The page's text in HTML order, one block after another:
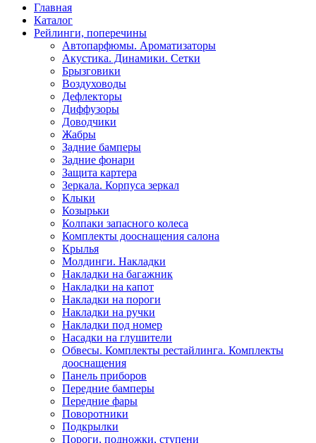
Главная
Каталог
Рейлинги, поперечины
Автопарфюмы. Ароматизаторы
Акустика. Динамики. Сетки
Брызговики
Воздуховоды
Дефлекторы
Диффузоры
Доводчики
Жабры
Задние бамперы
Задние фонари
Защита картера
Зеркала. Корпуса зеркал
Клыки
Козырьки
Колпаки запасного колеса
Комплекты дооснащения салона
Крылья
Молдинги. Накладки
Накладки на багажник
Накладки на капот
Накладки на пороги
Накладки на ручки
Накладки под номер
Насадки на глушители
Обвесы. Комплекты рестайлинга. Комплекты
дооснащения
Панель приборов
Передние бамперы
Передние фары
Поворотники
Подкрылки
Пороги, подножки, ступени